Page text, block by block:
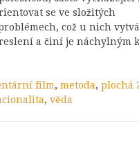
se ve složitých
což u nich
a činí je náchylným
film, metoda, plochá
, věda